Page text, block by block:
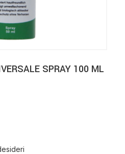
SPRAY 100 ML